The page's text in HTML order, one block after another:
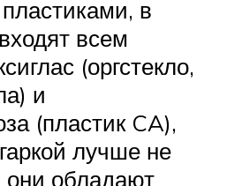
в
всем
(оргстекло,
и
(пластик CA),
лучше не
они обладают